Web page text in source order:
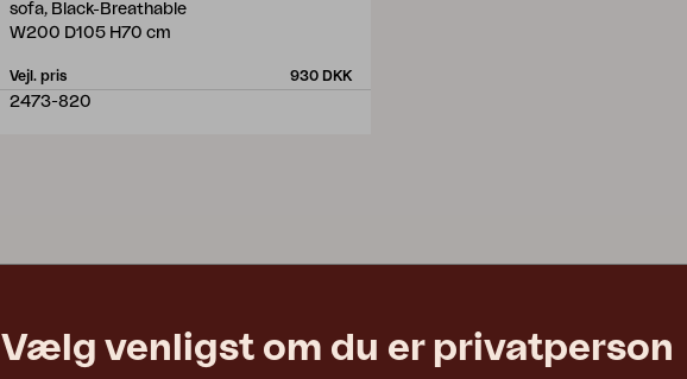
sofa, Black-Breathable
W200 D105 H70 cm
Vejl. pris 930 DKK
2473-820
Vælg venligst om du er privatperson